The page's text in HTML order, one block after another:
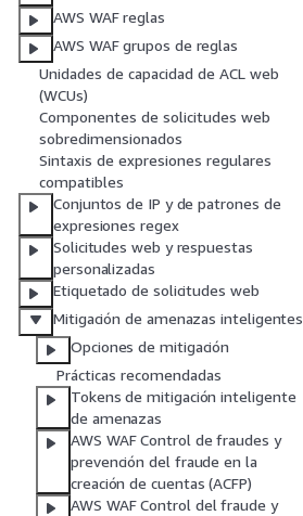
AWS WAF reglas
AWS WAF grupos de reglas
Unidades de capacidad de ACL web
(WCUs)
Componentes de solicitudes web
sobredimensionados
Sintaxis de expresiones regulares
compatibles
Conjuntos de IP y de patrones de
expresiones regex
Solicitudes web y respuestas
personalizadas
Etiquetado de solicitudes web
Mitigación de amenazas inteligentes
Opciones de mitigación
Prácticas recomendadas
Tokens de mitigación inteligente
de amenazas
AWS WAF Control de fraudes y
prevención del fraude en la
creación de cuentas (ACFP)
AWS WAF Control del fraude y